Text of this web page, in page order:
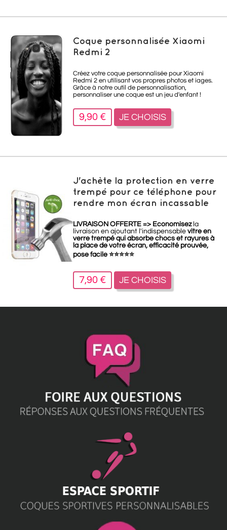
Coque personnalisée Xiaomi
Redmi 2
Créez votre coque personnalisée pour Xiaomi
Redmi 2 en utilisant vos propres photos et iages.
Grâce à notre outil de personnalisation,
personnaliser une coque est un jeu d'enfant !
9,90 € JE CHOISIS
J'achète la protection en verre
trempé pour ce téléphone pour
rendre mon écran incassable
LIVRAISON OFFERTE => Economisezla
livraison en ajoutant l'indispensable vitre en
verre trempé qui absorbe chocs et rayures à
la place de votre écran, efficacité prouvée,
pose facile ⭐⭐⭐⭐⭐
7,90 € JE CHOISIS